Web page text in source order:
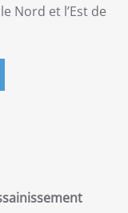
Nord et l’Est de